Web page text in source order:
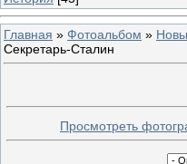
Главная » Фотоальбом »
Секретарь-Сталин
Просмотреть